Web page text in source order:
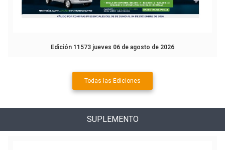
Edición 11573 jueves 06 de agosto de 2026
Todas las Ediciones
SUPLEMENTO